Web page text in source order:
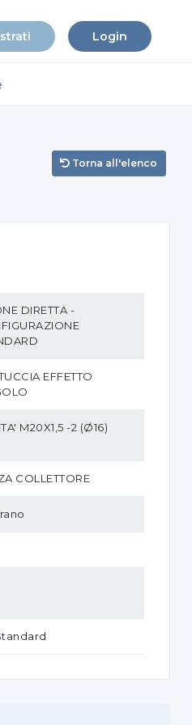
Login
Torna all'elenco
DIRETTA -
EFFETTO
M20X1,5 -2 (Ø16)
COLLETTORE